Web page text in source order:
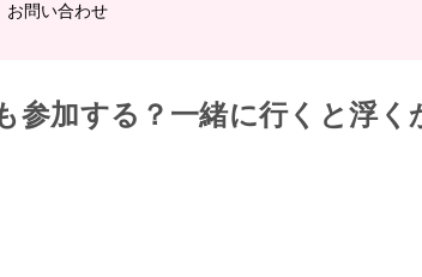
お問い合わせ
参加する？一緒に行くと浮く